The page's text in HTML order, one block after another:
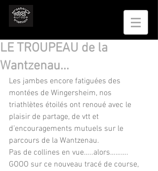
LE TROUPEAU de la
Wantzenau...
Les jambes encore fatiguées des
montées de Wingersheim, nos
triathlètes étoilés ont renoué avec le
plaisir de partage, de vtt et
d’encouragements mutuels sur le
parcours de la Wantzenau.
Pas de collines en vue…..alors……….
GOOO sur ce nouveau tracé de course,